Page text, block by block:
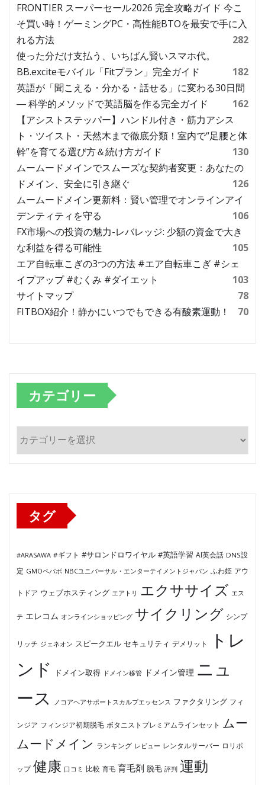
FRONTIER スーパーセール2026 完全攻略ガイド 今こ
そ買い時！ゲーミングPC・高性能BTOを最安で手に入
れる方法
282
使った分だけ支払う、いちばん賢いスマホ代。
BB.exciteモバイル「Fitプラン」完全ガイド
182
英語が「聞こえる・分かる・話せる」に変わる30日間
― 科学的メソッドで英語脳を作る完全ガイド
162
【アシストステッパー】ハンドル付き・筋力アシス
ト・ツイスト・天然木まで徹底分類！室内で“足腰と体
幹”を育てる選び方＆続け方ガイド
130
ムームードメインでスムーズな契約者変更：あなたの
ドメイン、安全に引き継ぐ
126
ムームードメイン更新料：賢い管理でオンラインアイ
デンティティを守る
106
FX市場への投資の魅力-レバレッジ: 少額の資金で大き
な利益を得る可能性
105
エア自転車こぎの3つの方法 #エア自転車こぎ #シェ
イプアップ #むくみ #ダイエット
103
サイトマップ
78
FITBOX紹介！静かにいつでもできる有酸素運動！
70
カテゴリー
カ
タグ
#ARASAWA #ギフト #サロンドロワイヤル #英語学習 AI英会話 DNS設
定 GMOペパボ NBCユニバーサル・エンターテイメントジャパン ふわ姫 アウ
トドア ウェブホスティング エアトリ エクササイズ エス
テ エレコム オンラインショッピング サイクリング シンプ
リッチ ジェネオン スピークエル セキュリティ デメリット
トレ
ンド
ドメイン取得 ドメイン移管 ドメイン管理 ニュ
ース
ノコアヘアサポートスカルプエッセンス ファクタリング フィ
ンジア フィンジア初期脱毛 ボタニストプレミアムラインセット ムー
ムードメイン ランキング レビュー レンタルサーバー ロリポ
ップ 健康 口コミ 比較 育毛 育毛剤 脱毛 評判 運動